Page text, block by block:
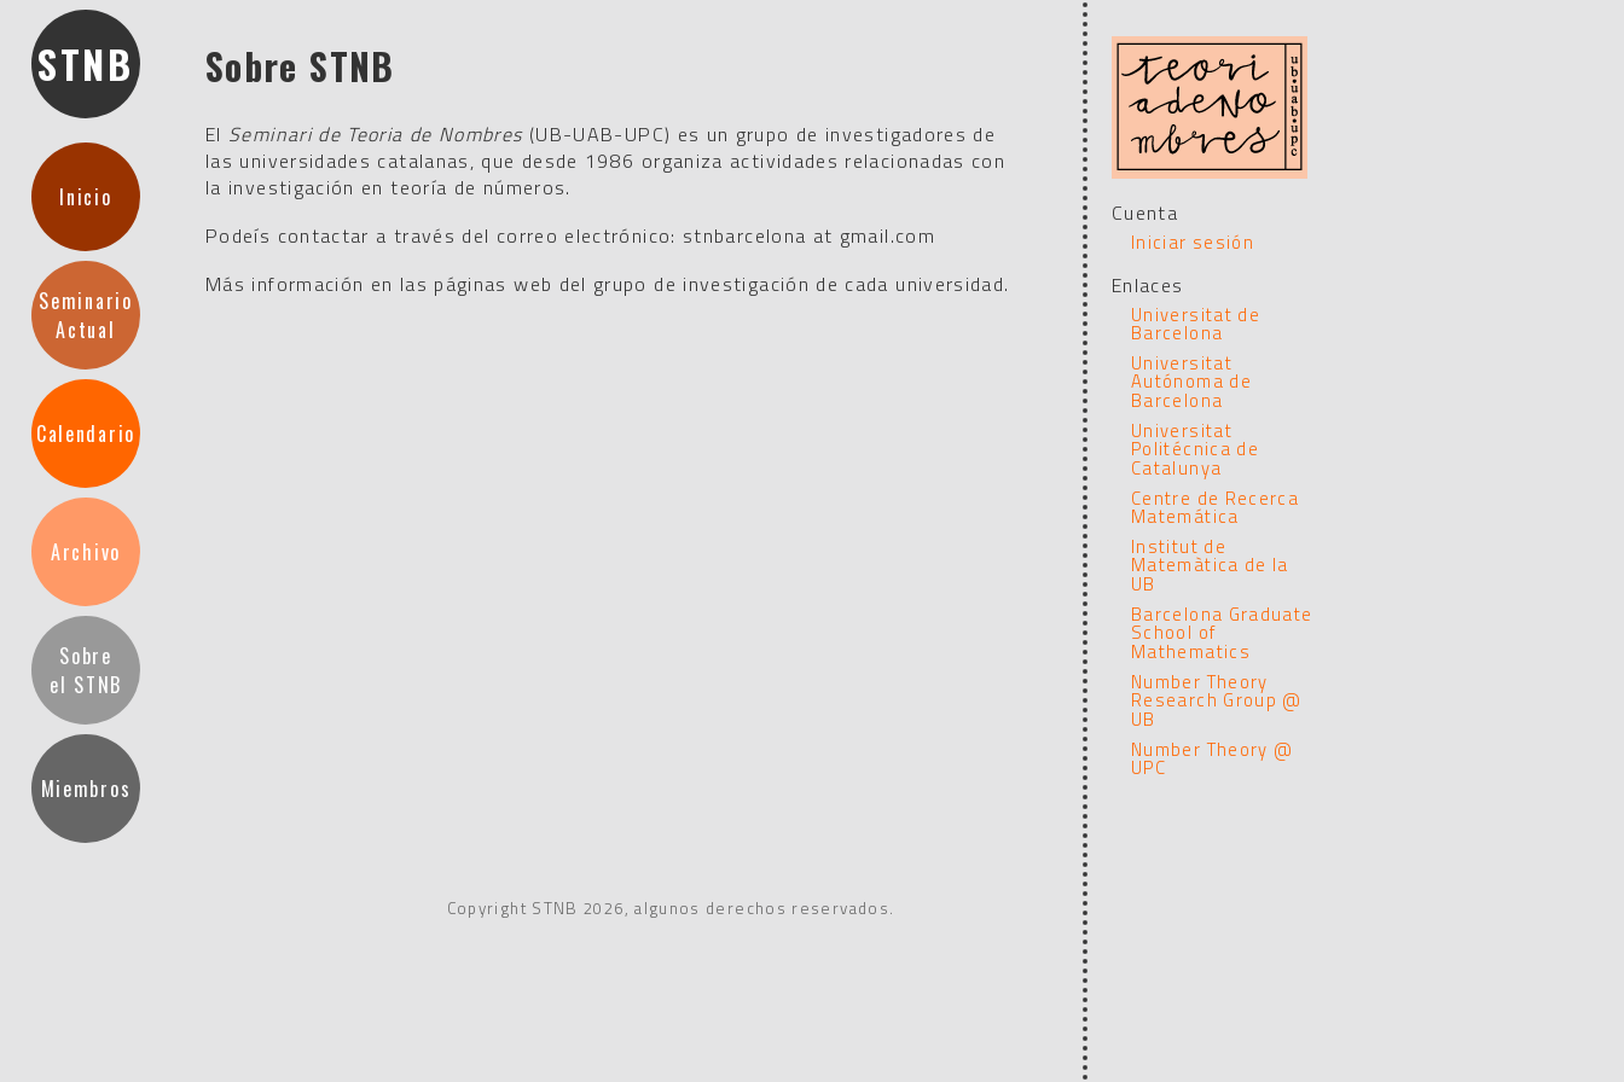
STNB
Inicio
Seminario
Actual
Calendario
Archivo
Sobre
el STNB
Miembros
Sobre STNB
El Seminari de Teoria de Nombres(UB-UAB-UPC) es un grupo de investigadores de
las universidades catalanas, que desde 1986 organiza actividades relacionadas con
la investigación en teoría de números.
Podeís contactar a través del correo electrónico: stnbarcelona at gmail.com
Más información en las páginas web del grupo de investigación de cada universidad.
Cuenta
Iniciar sesión
Enlaces
Universitat de
Barcelona
Universitat
Autónoma de
Barcelona
Universitat
Politécnica de
Catalunya
Centre de Recerca
Matemática
Institut de
Matemàtica de la
UB
Barcelona Graduate
School of
Mathematics
Number Theory
Research Group @
UB
Number Theory @
UPC
Copyright STNB 2026, algunos derechos reservados.